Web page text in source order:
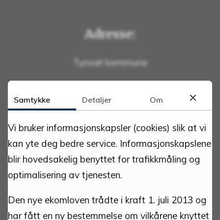
Adresse:
Tynset kommune
2500 Tynset
Org.nr.: 940837685
Kommunenummer: 3427
Bankkonto: 1813 52 30444
Bankkonto innbetaling faktura m/KID: 1813 52
30266
Samtykke Detaljer Om
Vi bruker informasjonskapsler (cookies) slik at vi
kan yte deg bedre service. Informasjonskapslene
blir hovedsakelig benyttet for trafikkmåling og
optimalisering av tjenesten.
Den nye ekomloven trådte i kraft 1. juli 2013 og
har fått en ny bestemmelse om vilkårene knyttet